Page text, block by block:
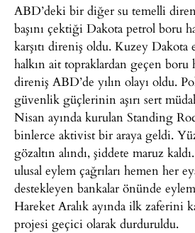
ABD’deki bir diğer su temelli
başını çektiği Dakota petrol boru
karşıtı direniş oldu. Kuzey Dakota
halkın ait topraklardan geçen boru
direniş ABD’de yılın olayı oldu.
güvenlik güçlerinin aşırı sert
Nisan ayında kurulan Standing
binlerce aktivist bir araya geldi.
gözaltın alındı, şiddete maruz
ulusal eylem çağrıları hemen her
destekleyen bankalar önünde
Hareket Aralık ayında ilk zaferini
projesi geçici olarak durduruldu.